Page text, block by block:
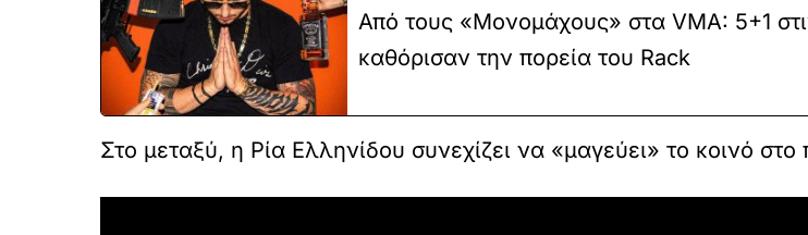
Από τους «Μονομάχους» στα VMA: 5+1
καθόρισαν την πορεία του Rack
Στο μεταξύ, η Ρία Ελληνίδου συνεχίζει να «μαγεύει» το κοινό